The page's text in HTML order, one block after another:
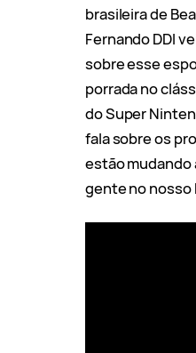
brasileira de
Fernando DDI
sobre esse
porrada no
do Super
fala sobre os
estão mudando
gente no nosso